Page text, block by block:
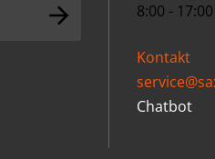
8:00 -
Kontakt
Chatbot